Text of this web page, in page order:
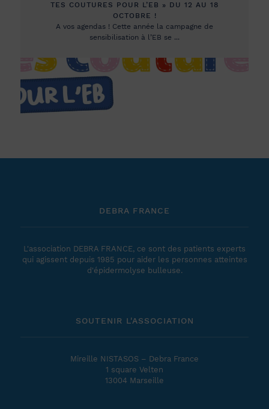
TES COUTURES POUR L’EB » DU 12 AU 18
OCTOBRE !
A vos agendas ! Cette année la campagne de
sensibilisation à l’EB se ...
DEBRA FRANCE
L'association DEBRA FRANCE, ce sont des patients experts
qui agissent depuis 1985 pour aider les personnes atteintes
d'épidermolyse bulleuse.
SOUTENIR L'ASSOCIATION
Mireille NISTASOS – Debra France
1 square Velten
13004 Marseille